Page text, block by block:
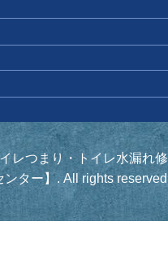
レつまり・トイレ水漏れ
ター】. All rights